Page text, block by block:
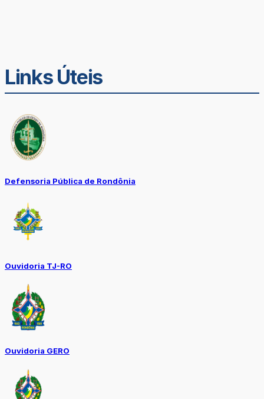
Links Úteis
Defensoria Pública de Rondônia
Ouvidoria TJ-RO
Ouvidoria GERO